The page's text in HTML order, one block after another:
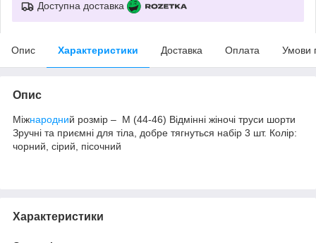
Доступна доставка
Опис Характеристики Доставка Оплата Умови
Опис
Міжнародний розмір – M (44-46) Відмінні жіночі труси шорти
Зручні та приємні для тіла, добре тягнуться набір 3 шт. Колір:
чорний, сірий, пісочний
Характеристики